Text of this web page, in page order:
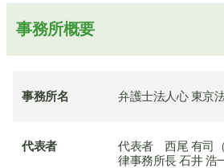
事務所概要
事務所名 弁護士法人心 東京
代表者
代表者 西尾 有司
律事務所長 石井 浩